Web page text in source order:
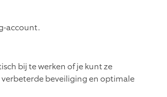
account.
bij te werken of je kunt ze
beveiliging en optimale